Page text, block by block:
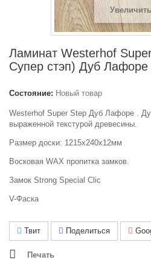
Увеличить
Ламинат Westerhof
Супер стэп) Дуб
Состояние: Новый товар
Westerhof Super Step Дуб Лафоре .
выраженной текстурой древесины.
Размер доски: 1215х240х12мм
Восковая WAX пропитка замков.
Замок Strong Special Clic
V-Фаска
Твит Поделиться
Печать